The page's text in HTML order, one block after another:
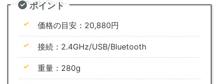
ポイント
価格の目安：20,880円
接続：2.4GHz/USB/Bluetooth
重量：280g